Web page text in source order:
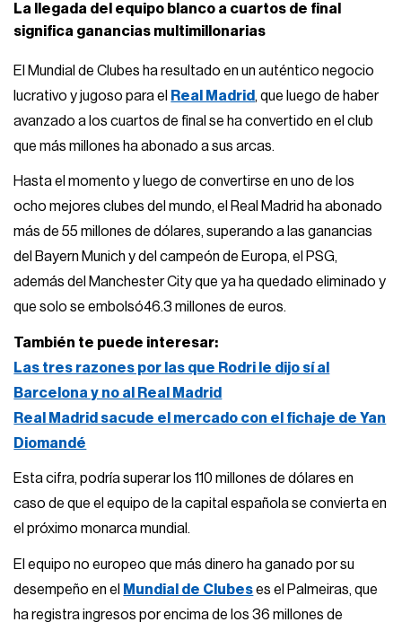
La llegada del equipo blanco a cuartos de final
significa ganancias multimillonarias
El Mundial de Clubes ha resultado en un auténtico negocio
lucrativo y jugoso para el
Real Madrid , que luego de haber
avanzado a los cuartos de final se ha convertido en el club
que más millones ha abonado a sus arcas.
Hasta el momento y luego de convertirse en uno de los
ocho mejores clubes del mundo, el Real Madrid ha abonado
más de 55 millones de dólares, superando a las ganancias
del Bayern Munich y del campeón de Europa, el PSG,
además del Manchester City que ya ha quedado eliminado y
que solo se embolsó46.3 millones de euros.
También te puede interesar:
Las tres razones por las que Rodri le dijo sí al
Barcelona y no al Real Madrid
Real Madrid sacude el mercado con el fichaje de Yan
Diomandé
Esta cifra, podría superar los 110 millones de dólares en
caso de que el equipo de la capital española se convierta en
el próximo monarca mundial.
El equipo no europeo que más dinero ha ganado por su
desempeño en el
Mundial de Clubeses el Palmeiras, que
ha registra ingresos por encima de los 36 millones de